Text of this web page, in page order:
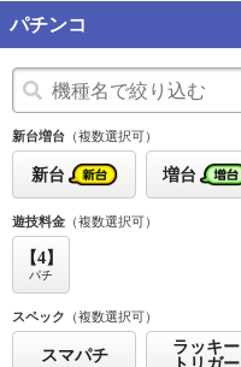
パチンコ
新台増台 （複数選択可）
新台 増台
遊技料金 （複数選択可）
【4】
パチ
スペック （複数選択可）
スマパチ
ラッキー